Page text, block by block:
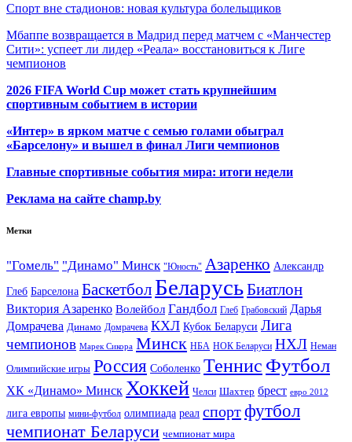
Спорт вне стадионов: новая культура болельщиков
Мбаппе возвращается в Мадрид перед матчем с «Манчестер
Сити»: успеет ли лидер «Реала» восстановиться к Лиге
чемпионов
2026 FIFA World Cup может стать крупнейшим
спортивным событием в истории
«Интер» в ярком матче с семью голами обыграл
«Барселону» и вышел в финал Лиги чемпионов
Главные спортивные события мира: итоги недели
Реклама на сайте champ.by
Метки
"Гомель" "Динамо" Минск "Юность" Азаренко Александр
Глеб Барселона Баскетбол БеларусьБиатлон
Виктория Азаренко Волейбол Гандбол Глеб Грабовский Дарья
Домрачева Динамо Домрачева КХЛ Кубок Беларуси Лига
чемпионов Марек Сикора Минск НБА НОК Беларуси НХЛ Неман
Олимпийские игры Россия Соболенко Теннис Футбол
ХК «Динамо» Минск Хоккей Челси Шахтер брест евро 2012
лига европы мини-футбол олимпиада реал спортфутбол
чемпионат Беларуси чемпионат мира